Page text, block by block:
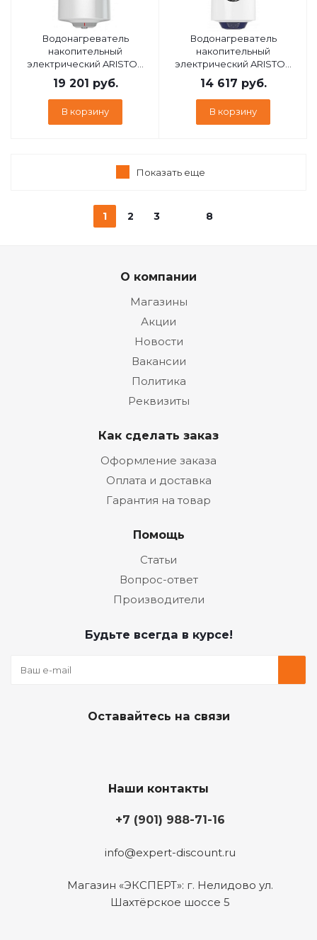
Водонагреватель
накопительный
электрический ARISTON
PRO1 R ABS 150 V
19 201 руб.
В корзину
Водонагреватель
накопительный
электрический ARISTON
BLU1 ECO ABS PW 65 V
SLIM 3700556
14 617 руб.
В корзину
Показать еще
1 2 3 8
О компании
Магазины
Акции
Новости
Вакансии
Политика
Реквизиты
Как сделать заказ
Оформление заказа
Оплата и доставка
Гарантия на товар
Помощь
Статьи
Вопрос-ответ
Производители
Будьте всегда в курсе!
Оставайтесь на связи
Наши контакты
+7 (901) 988-71-16
info@expert-discount.ru
Магазин «ЭКСПЕРТ»: г. Нелидово ул.
Шахтёрское шоссе 5